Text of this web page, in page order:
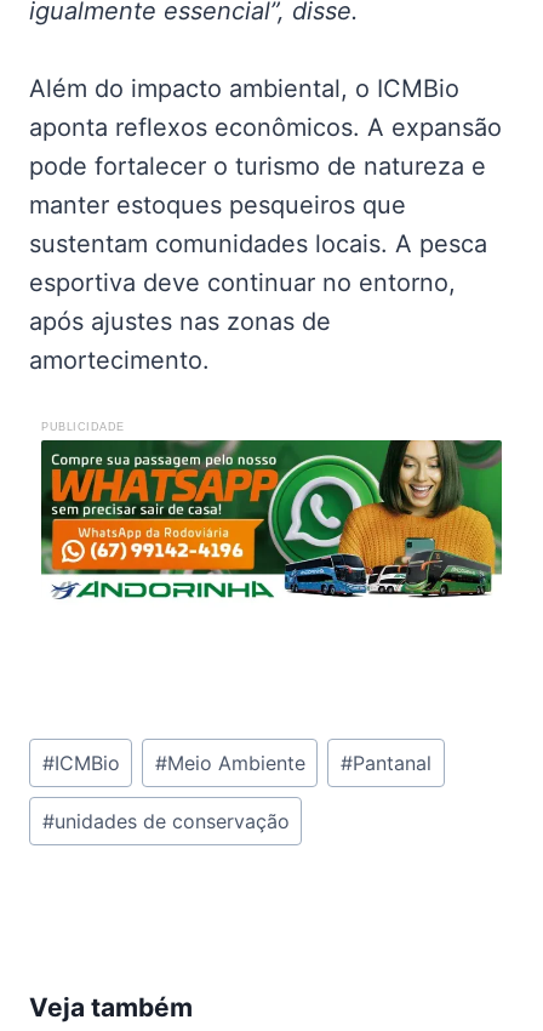
igualmente essencial”, disse.
Além do impacto ambiental, o ICMBio
aponta reflexos econômicos. A expansão
pode fortalecer o turismo de natureza e
manter estoques pesqueiros que
sustentam comunidades locais. A pesca
esportiva deve continuar no entorno,
após ajustes nas zonas de
amortecimento.
PUBLICIDADE
Tags
do
Post:
#ICMBio #Meio Ambiente #Pantanal
#unidades de conservação
Veja também